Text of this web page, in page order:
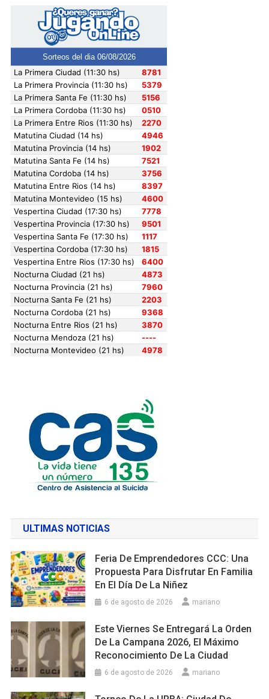
ULTIMAS NOTICIAS
Feria De Emprendedores CCC: Una
Propuesta Para Disfrutar En Familia
En El Día De La Niñez
6 de agosto de 2026 mariano
Este Viernes Se Entregará La Orden
De La Campana 2026, El Máximo
Reconocimiento De La Ciudad
6 de agosto de 2026 mariano